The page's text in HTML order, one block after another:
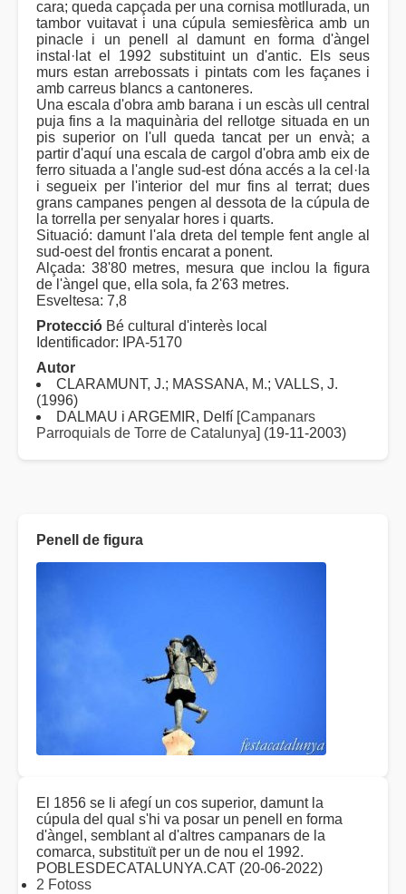
cara; queda capçada per una cornisa motllurada, un
tambor vuitavat i una cúpula semiesfèrica amb un
pinacle i un penell al damunt en forma d'àngel
instal·lat el 1992 substituint un d'antic. Els seus
murs estan arrebossats i pintats com les façanes i
amb carreus blancs a cantoneres.
Una escala d'obra amb barana i un escàs ull central
puja fins a la maquinària del rellotge situada en un
pis superior on l'ull queda tancat per un envà; a
partir d'aquí una escala de cargol d'obra amb eix de
ferro situada a l'angle sud-est dóna accés a la cel·la
i segueix per l'interior del mur fins al terrat; dues
grans campanes pengen al dessota de la cúpula de
la torrella per senyalar hores i quarts.
Situació: damunt l'ala dreta del temple fent angle al
sud-oest del frontis encarat a ponent.
Alçada: 38'80 metres, mesura que inclou la figura
de l'àngel que, ella sola, fa 2'63 metres.
Esveltesa: 7,8
Protecció Bé cultural d'interès local
Identificador: IPA-5170
Autor
CLARAMUNT, J.; MASSANA, M.; VALLS, J.
(1996)
DALMAU i ARGEMIR, Delfí [Campanars
Parroquials de Torre de Catalunya] (19-11-2003)
Penell de figura
El 1856 se li afegí un cos superior, damunt la
cúpula del qual s'hi va posar un penell en forma
d'àngel, semblant al d'altres campanars de la
comarca, substituït per un de nou el 1992.
POBLESDECATALUNYA.CAT (20-06-2022)
2 Fotoss